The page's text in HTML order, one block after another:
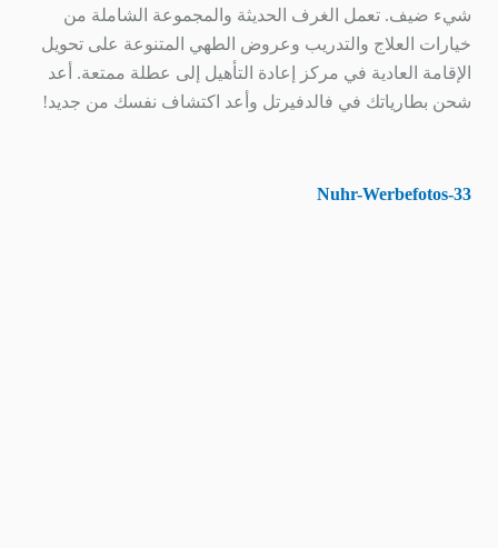
شيء ضيف. تعمل الغرف الحديثة والمجموعة الشاملة من
خيارات العلاج والتدريب وعروض الطهي المتنوعة على تحويل
الإقامة العادية في مركز إعادة التأهيل إلى عطلة ممتعة. أعد
شحن بطارياتك في فالدفيرتل وأعد اكتشاف نفسك من جديد!
Nuhr-Werbefotos-33